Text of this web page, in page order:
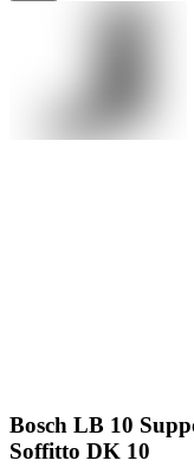
Bosch LB 10
Soffitto DK 10